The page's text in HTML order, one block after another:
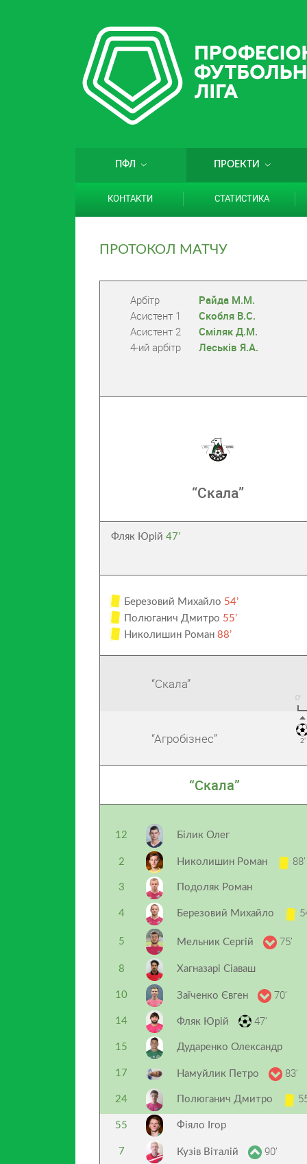
ПФЛ ПРОЕКТИ
КОНТАКТИ СТАТИСТИКА
ПРОТОКОЛ МАТЧУ
Арбітр
Райда М.М.
Асистент 1
Скобля В.С.
Асистент 2
Сміляк Д.М.
4-ий арбітр
Леськів Я.А.
“Скала”
Фляк Юрій47’
Березовий Михайло 54’
Полюганич Дмитро 55’
Николишин Роман 88’
“Скала”
“Агробізнес” 2’
“Скала”
12 Білик Олег
2 Николишин Роман 88’
3 Подоляк Роман
4 Березовий Михайло
5 Мельник Сергій 75’
8 Хагназарі Сіаваш
10 Заїченко Євген 70’
14 Фляк Юрій 47’
15 Дударенко Олександр
17 Намуйлик Петро 83’
24 Полюганич Дмитро
55 Фіяло Ігор
7 Кузів Віталій 90’